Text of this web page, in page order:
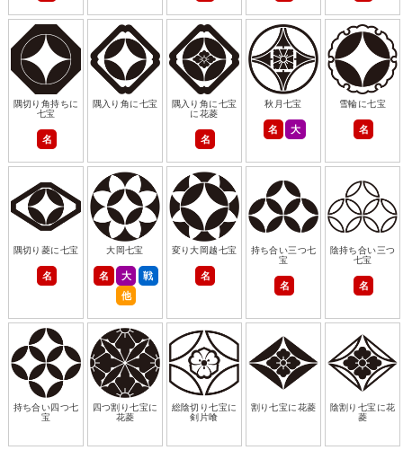
隅切り角持ちに
七宝
名
隅入り角に七宝
隅入り角に七宝
に花菱
名
秋月七宝
名 大
雪輪に七宝
名
隅切り菱に七宝
名
大岡七宝
名 大
戦
他
変り大岡越七宝
名
持ち合い三つ七
宝
名
陰持ち合い三つ
七宝
名
持ち合い四つ七
宝
四つ割り七宝に
花菱
総陰切り七宝に
剣片喰
割り七宝に花菱
陰割り七宝に花
菱